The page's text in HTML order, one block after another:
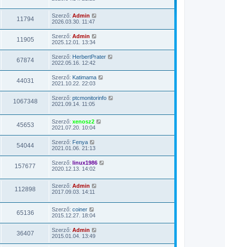
é
k
t
e
e
é
e
m
k
n
s
e
á
s
ó
l
s
m
e
i
n
s
e
11794 Szerző: Admin
2026.03.30. 11:47
11905 Szerző: Admin
2025.12.01. 13:34
67874 Szerző: HerbertPrater
2022.05.16. 12:42
44031 Szerző: Katimama
2021.10.22. 22:03
1067348 Szerző: ptcmonitorinfo
2021.09.14. 11:05
45653 Szerző: xenosz2
2021.07.20. 10:04
54044 Szerző: Fenya
2021.01.06. 21:13
157677 Szerző: linux1986
2020.12.13. 14:02
112898 Szerző: Admin
2017.09.03. 14:11
65136 Szerző: coiner
2015.12.27. 18:04
36407 Szerző: Admin
2015.01.04. 13:49